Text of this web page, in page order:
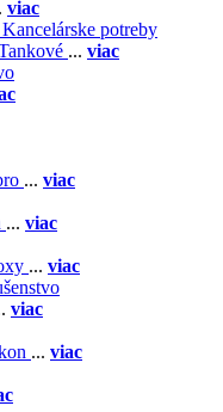
viac
potreby
... viac
... viac
... viac
... viac
viac
... viac